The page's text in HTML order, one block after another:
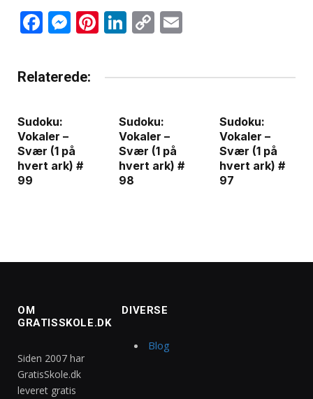
Facebook
Messenger
Pinterest
LinkedIn
Copy
Relaterede:
Sudoku:
Vokaler –
Svær (1 på
hvert ark) #
99
Sudoku:
Vokaler –
Svær (1 på
hvert ark) #
98
Sudoku:
Vokaler –
Svær (1 på
hvert ark) #
97
OM
GRATISSKOLE.DK
Siden 2007 har
GratisSkole.dk
leveret gratis
DIVERSE
Blog